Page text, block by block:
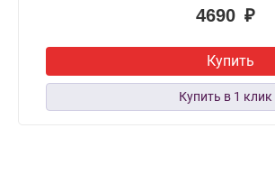
4690 ₽
Купить